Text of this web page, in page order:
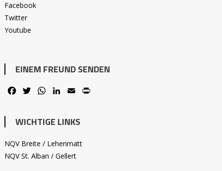
Facebook
Twitter
Youtube
EINEM FREUND SENDEN
FacebookTwitterWhatsApp
LinkedIn
Email
WICHTIGE LINKS
NQV Breite / Lehenmatt
NQV St. Alban / Gellert